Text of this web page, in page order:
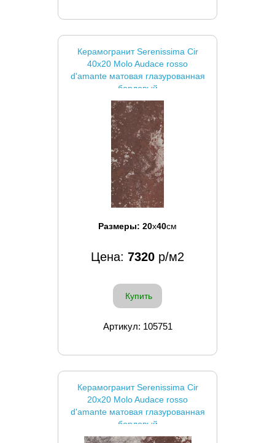
Керамогранит Serenissima Cir
40x20 Molo Audace rosso
d'amante матовая глазурованная
бордовый
Размеры: 20x40см
Цена: 7320 р/м2
Купить
Артикул: 105751
Керамогранит Serenissima Cir
20x20 Molo Audace rosso
d'amante матовая глазурованная
бордовый